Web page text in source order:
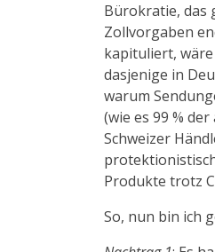
Bürokratie, das
Zollvorgaben
kapituliert, wäre
dasjenige in
warum
(wie es 99 %
Schweizer
Produkte trotz
So, nun bin ich